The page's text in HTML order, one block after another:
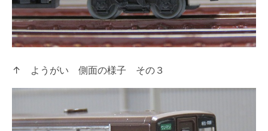
↑ ようがい 側面の様子 その３